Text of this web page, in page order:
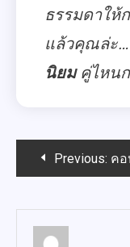
ธรรมดาให้
แล้วคุณล่ะ…
นิยมคู่ไหนก
PostPrevious: คอหวยฮานอยเตรียมเฮ! วันนี้